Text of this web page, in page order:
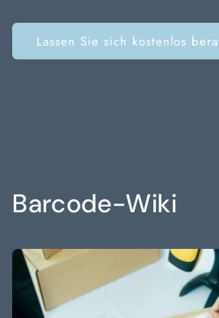
Lassen Sie sich kostenlos
Barcode-Wiki